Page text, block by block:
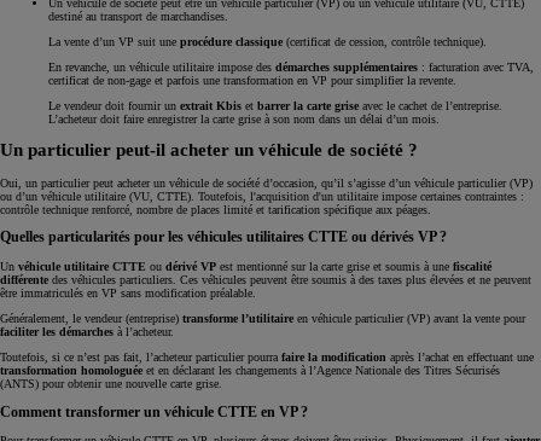
destiné au transport de marchandises.
La vente d’un VP suit une procédure classique (certificat de cession, contrôle technique).
En revanche, un véhicule utilitaire impose des démarches supplémentaires : facturation avec TVA,
certificat de non-gage et parfois une transformation en VP pour simplifier la revente.
Le vendeur doit fournir un extrait Kbis et barrer la carte grise avec le cachet de l’entreprise.
L’acheteur doit faire enregistrer la carte grise à son nom dans un délai d’un mois.
Un particulier peut-il acheter un véhicule de société ?
Oui, un particulier peut acheter un véhicule de société d’occasion, qu’il s’agisse d’un véhicule particulier (VP)
ou d’un véhicule utilitaire (VU, CTTE). Toutefois, l'acquisition d'un utilitaire impose certaines contraintes :
contrôle technique renforcé, nombre de places limité et tarification spécifique aux péages.
Quelles particularités pour les véhicules utilitaires CTTE ou dérivés VP ?
Un véhicule utilitaire CTTE ou dérivé VP est mentionné sur la carte grise et soumis à une fiscalité
différente des véhicules particuliers. Ces véhicules peuvent être soumis à des taxes plus élevées et ne peuvent
être immatriculés en VP sans modification préalable.
Généralement, le vendeur (entreprise) transforme l’utilitaire en véhicule particulier (VP) avant la vente pour
faciliter les démarches à l’acheteur.
Toutefois, si ce n’est pas fait, l’acheteur particulier pourra faire la modification après l’achat en effectuant une
transformation homologuée et en déclarant les changements à l’Agence Nationale des Titres Sécurisés
(ANTS) pour obtenir une nouvelle carte grise.
Comment transformer un véhicule CTTE en VP ?